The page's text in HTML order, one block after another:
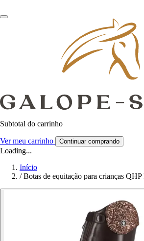
Subtotal do carrinho
Ver meu carrinho Continuar comprando
Loading...
Início
/ Botas de equitação para crianças